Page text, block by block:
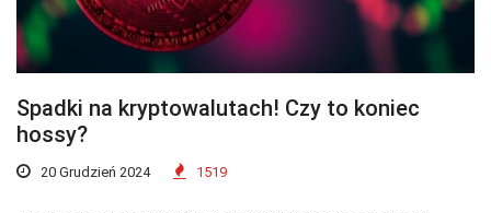
Spadki na kryptowalutach! Czy to koniec
hossy?
20 Grudzień 2024 1519